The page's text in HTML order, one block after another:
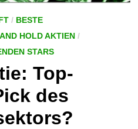
/ BESTE
HOLD AKTIEN/
STARS
Top-
des